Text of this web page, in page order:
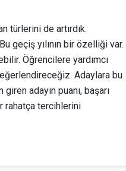
türlerini de artırdık.
geçiş yılının bir özelliği var.
Öğrencilere yardımcı
Adaylara bu
adayın puanı, başarı
rahatça tercihlerini